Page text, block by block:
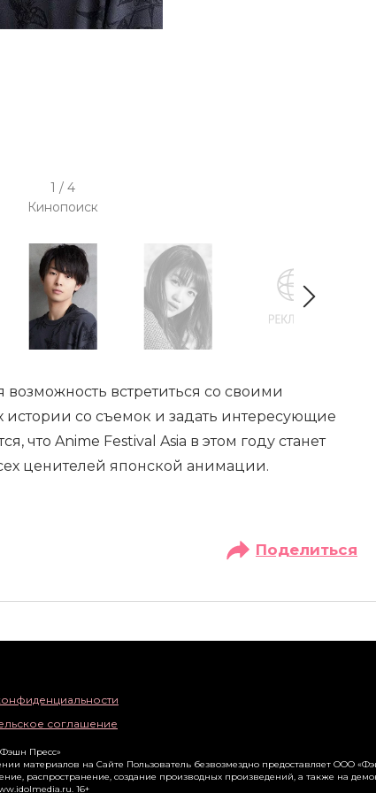
1 / 4
Кинопоиск
встретиться со своими
со съемок и задать интересующие
что Anime Festival Asia в этом году станет
ценителей японской анимации.
Поделиться
соглашение
Пресс»
материалов на Сайте Пользователь безвозмездно предоставляет ООО
распространение, создание производных произведений, а также на
. 16+